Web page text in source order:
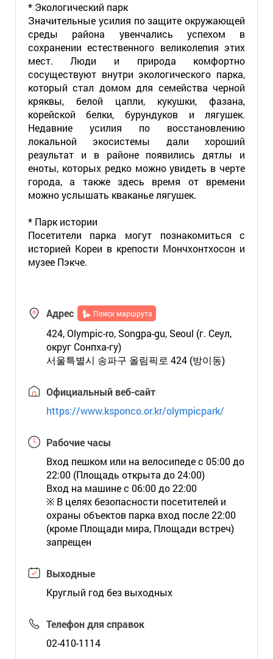
* Экологический парк
Значительные усилия по защите окружающей
среды района увенчались успехом в
сохранении естественного великолепия этих
мест. Люди и природа комфортно
сосуществуют внутри экологического парка,
который стал домом для семейства черной
кряквы, белой цапли, кукушки, фазана,
корейской белки, бурундуков и лягушек.
Недавние усилия по восстановлению
локальной экосистемы дали хороший
результат и в районе появились дятлы и
еноты, которых редко можно увидеть в черте
города, а также здесь время от времени
можно услышать кваканье лягушек.
* Парк истории
Посетители парка могут познакомиться с
историей Кореи в крепости Мончхонтхосон и
музее Пэкче.
Адрес Поиск маршрута
424, Olympic-ro, Songpa-gu, Seoul (г. Сеул,
округ Сонпха-гу)
서울특별시 송파구 올림픽로 424 (방이동)
Официальный веб-сайт
https://www.ksponco.or.kr/olympicpark/
Рабочие часы
Вход пешком или на велосипеде с 05:00 до
22:00 (Площадь открыта до 24:00)
Вход на машине с 06:00 до 22:00
※ В целях безопасности посетителей и
охраны объектов парка вход после 22:00
(кроме Площади мира, Площади встреч)
запрещен
Выходные
Круглый год без выходных
Телефон для справок
02-410-1114